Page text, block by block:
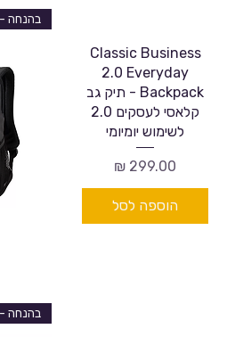
Classic Business
2.0 Everyday
Backpack - תיק גב
קלאסי לעסקים 2.0
לשימוש יומיומי
מחיר
הוספה לסל